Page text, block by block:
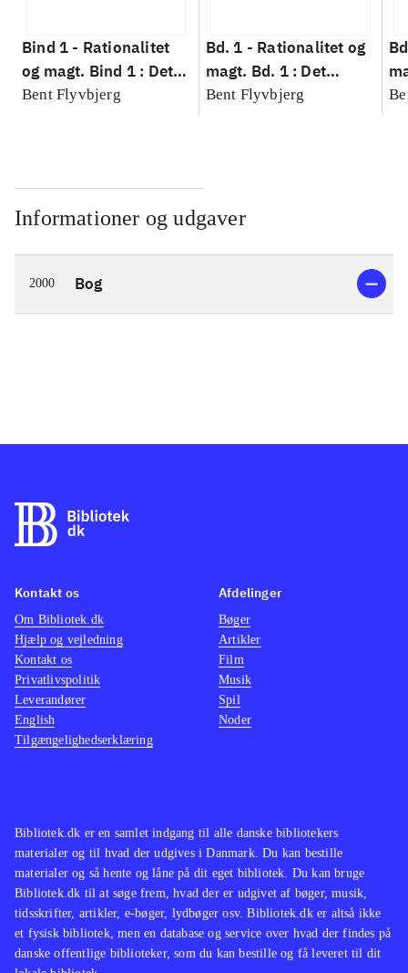
Bind 1 - Rationalitet
og magt. Bind 1 : Det
konkretes videnskab
Bent Flyvbjerg
Bd. 1 - Rationalitet og
magt. Bd. 1 : Det
konkretes videnskab
Bent Flyvbjerg
Informationer og udgaver
2000 Bog
Bibliotek.dk er en samlet indgang til alle danske bibliotekers
materialer og til hvad der udgives i Danmark. Du kan bestille
materialer og så hente og låne på dit eget bibliotek. Du kan bruge
Bibliotek.dk til at søge frem, hvad der er udgivet af bøger, musik,
tidsskrifter, artikler, e-bøger, lydbøger osv. Bibliotek.dk er altså ikke
et fysisk bibliotek, men en database og service over hvad der findes på
danske offentlige biblioteker, som du kan bestille og få leveret til dit
Kontakt os
Om Bibliotek.dk
Hjælp og vejledning
Kontakt os
Privatlivspolitik
Leverandører
English
Tilgængelighedserklæring
Afdelinger
Bøger
Artikler
Film
Musik
Spil
Noder